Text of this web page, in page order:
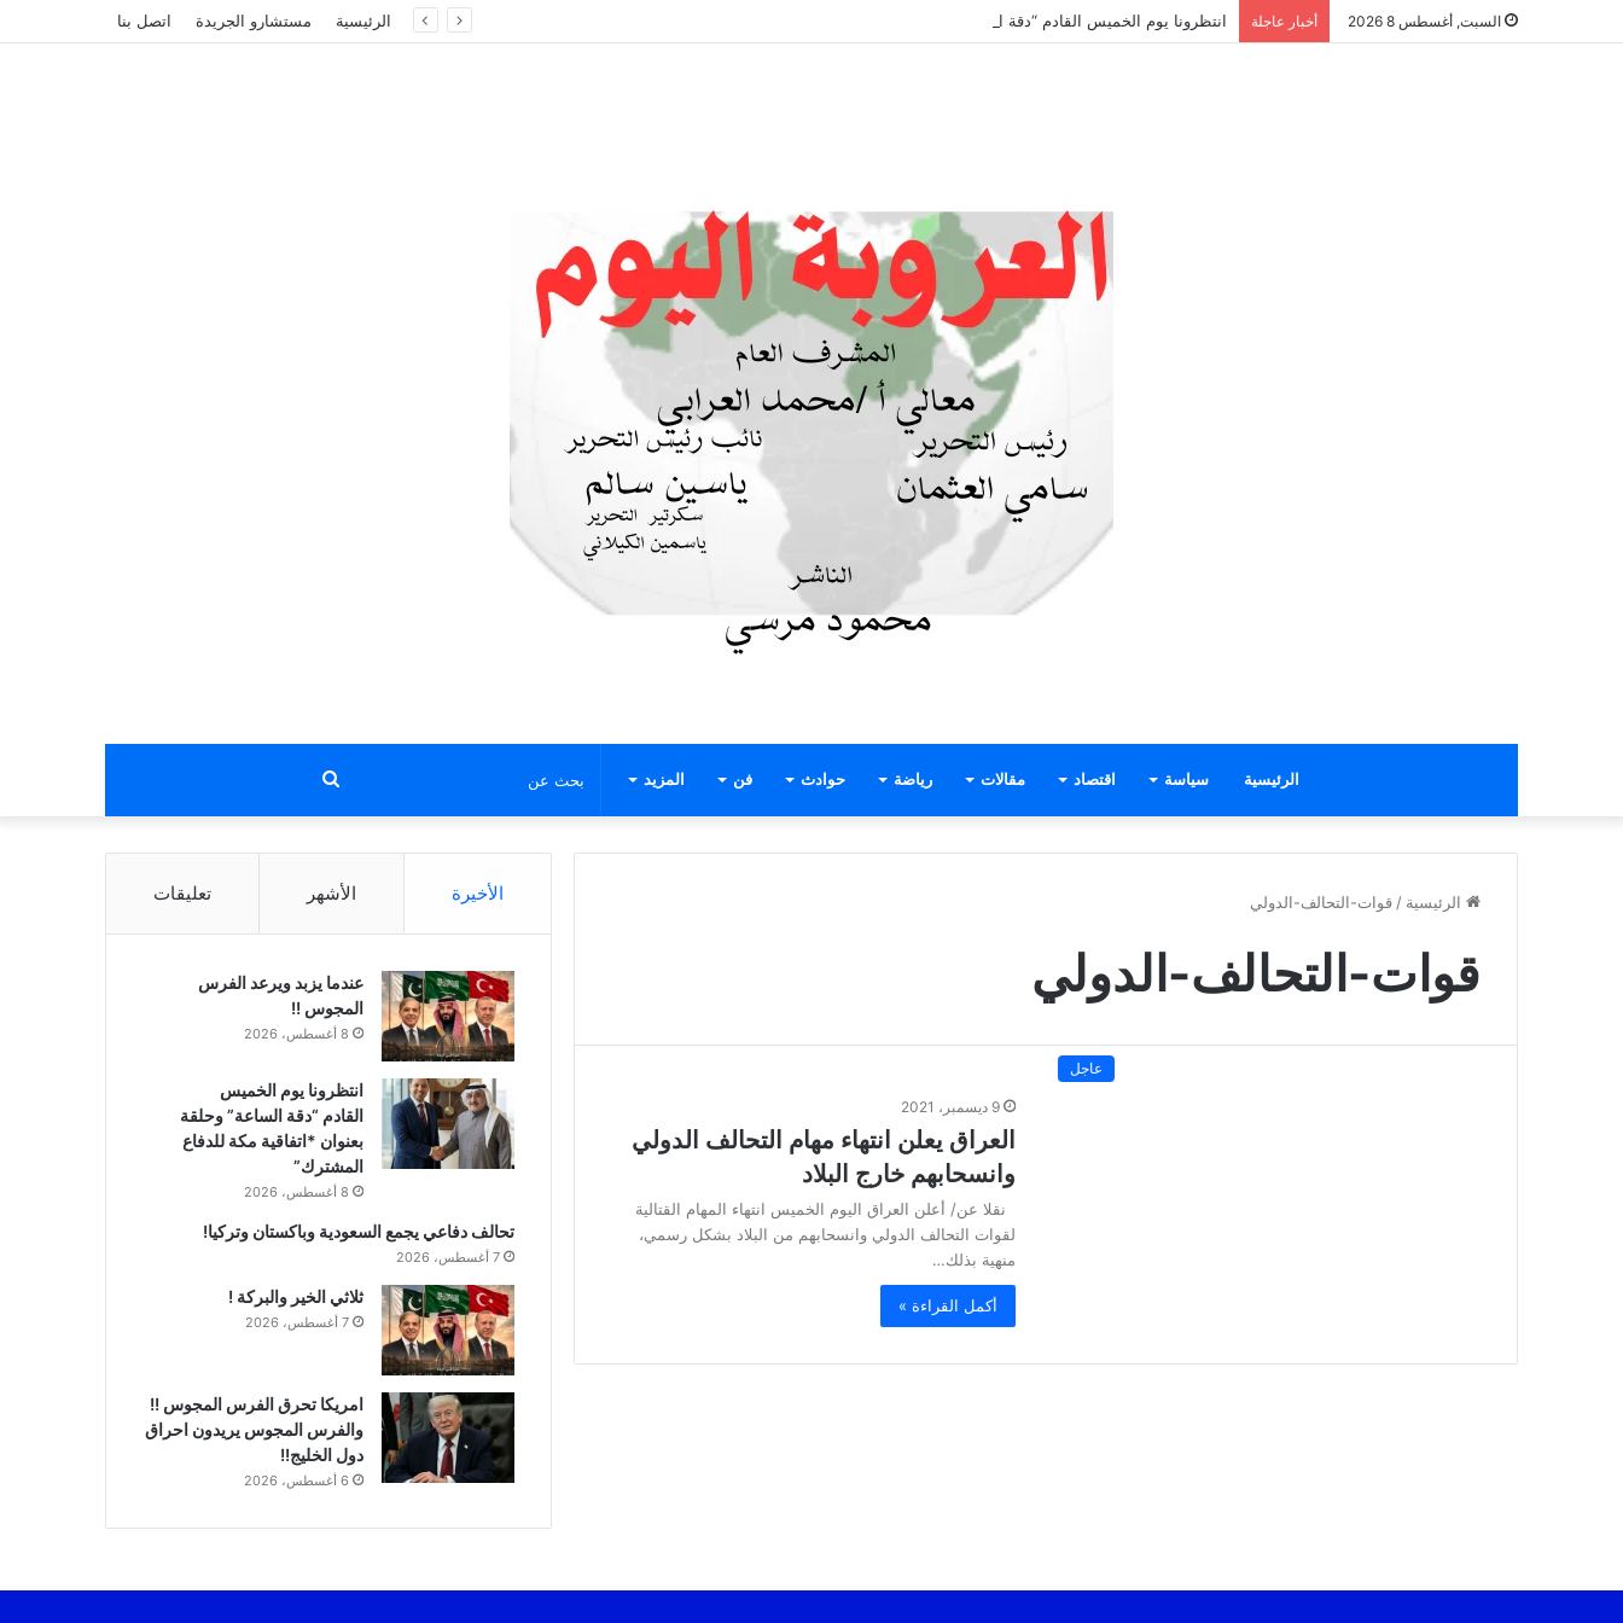
السبت, أغسطس 8 2026 أخبار عاجلة انتظرونا يوم الخميس القادم “دقة الساعة” وحلقة بعنوان *اتفاقية مكة للدفاع المشترك” الرئيسية مستشارو الجريدة اتصل بنا
الرئيسية سياسة اقتصاد مقالات رياضة حوادث فن المزيد بحث
عن
الرئيسية / قوات-التحالف-الدولي
قوات-التحالف-الدولي
عاجل
9 ديسمبر، 2021
العراق يعلن انتهاء مهام التحالف الدولي
وانسحابهم خارج البلاد
نقلا عن/ أعلن العراق اليوم الخميس انتهاء المهام القتالية
لقوات التحالف الدولي وانسحابهم من البلاد بشكل رسمي،
منهية بذلك…
أكمل القراءة »
الأخيرة الأشهر تعليقات
عندما يزبد ويرعد الفرس
المجوس !!
8 أغسطس، 2026
انتظرونا يوم الخميس
القادم “دقة الساعة” وحلقة
بعنوان *اتفاقية مكة للدفاع
المشترك”
8 أغسطس، 2026
تحالف دفاعي يجمع السعودية وباكستان وتركيا!
7 أغسطس، 2026
ثلاثي الخير والبركة !
7 أغسطس، 2026
امريكا تحرق الفرس المجوس !!
والفرس المجوس يريدون احراق
دول الخليج!!
6 أغسطس، 2026